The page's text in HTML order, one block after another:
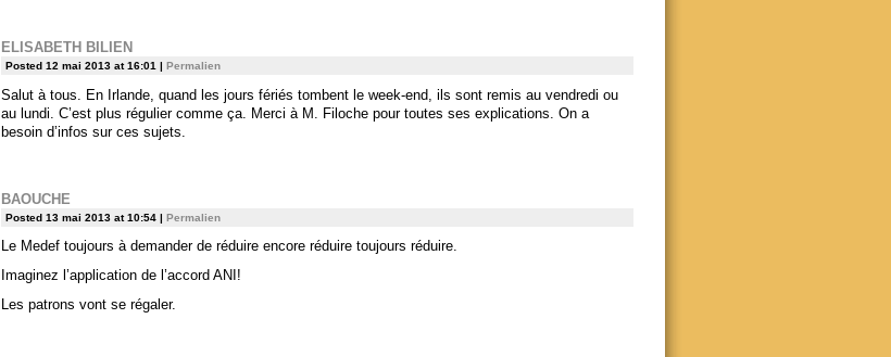
ELISABETH BILIEN
Posted 12 mai 2013 at 16:01 | Permalien
Salut à tous. En Irlande, quand les jours fériés tombent le week-end, ils sont remis au vendredi ou
au lundi. C’est plus régulier comme ça. Merci à M. Filoche pour toutes ses explications. On a
besoin d’infos sur ces sujets.
BAOUCHE
Posted 13 mai 2013 at 10:54 | Permalien
Le Medef toujours à demander de réduire encore réduire toujours réduire.
Imaginez l’application de l’accord ANI!
Les patrons vont se régaler.